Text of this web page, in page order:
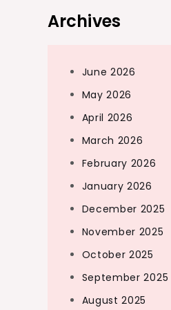
Archives
June 2026
May 2026
April 2026
March 2026
February 2026
January 2026
December 2025
November 2025
October 2025
September 2025
August 2025